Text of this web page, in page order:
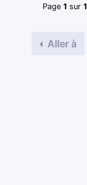
Page 1 sur 1
Aller à